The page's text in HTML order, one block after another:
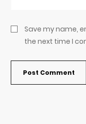
Save my name,
the next time I